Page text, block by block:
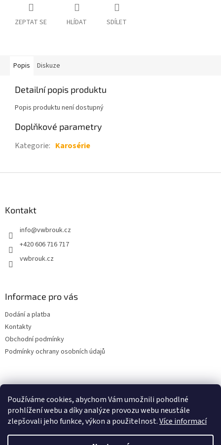
Používáme cookies, abychom Vám umožnili pohodlné
prohlížení webu a díky analýze provozu webu neustále
zlepšovali jeho funkce, výkon a použitelnost.Více informací
ZEPTAT SE HLÍDAT SDÍLET
Popis Diskuze
Detailní popis produktu
Popis produktu není dostupný
Doplňkové parametry
Kategorie: Karosérie
Kontakt
info@vwbrouk.cz
+420 606 716 717
vwbrouk.cz
Informace pro vás
Dodání a platba
Kontakty
Obchodní podmínky
Podmínky ochrany osobních údajů